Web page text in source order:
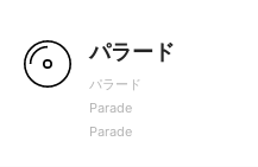
パラード
パラード
Parade
Parade